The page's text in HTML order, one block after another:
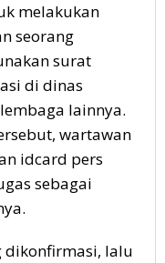
melakukan
seorang
surat
di dinas
lainnya.
wartawan
idcard pers
sebagai
dikonfirmasi, lalu